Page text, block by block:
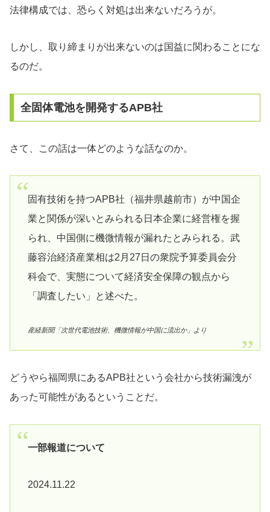
法律構成では、恐らく対処は出来ないだろうが。
しかし、取り締まりが出来ないのは国益に関わることにな
るのだ。
全固体電池を開発するAPB社
さて、この話は一体どのような話なのか。
固有技術を持つAPB社（福井県越前市）が中国企
業と関係が深いとみられる日本企業に経営権を握
られ、中国側に機微情報が漏れたとみられる。武
藤容治経済産業相は2月27日の衆院予算委員会分
科会で、実態について経済安全保障の観点から
「調査したい」と述べた。
産経新聞「次世代電池技術、機微情報が中国に流出か」より
どうやら福岡県にあるAPB社という会社から技術漏洩が
あった可能性があるということだ。
一部報道について
2024.11.22